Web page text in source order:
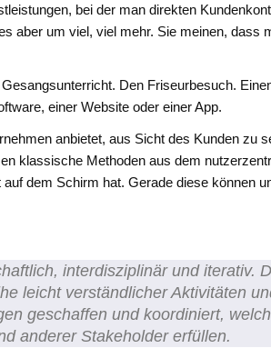
bei der man direkten
aber um viel, viel mehr. Sie meinen, dass
Den Friseurbesuch.
einer Website oder einer App.
anbietet, aus Sicht des Kunden zu
klassische Methoden aus dem
dem Schirm hat. Gerade diese können
interdisziplinär und iterativ.
leicht verständlicher Aktivitäten
geschaffen und koordiniert,
anderer Stakeholder erfüllen.